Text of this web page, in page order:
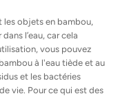
objets en bambou,
l’eau, car cela
vous pouvez
à l'eau tiède et au
et les bactéries
vie. Pour ce qui est des